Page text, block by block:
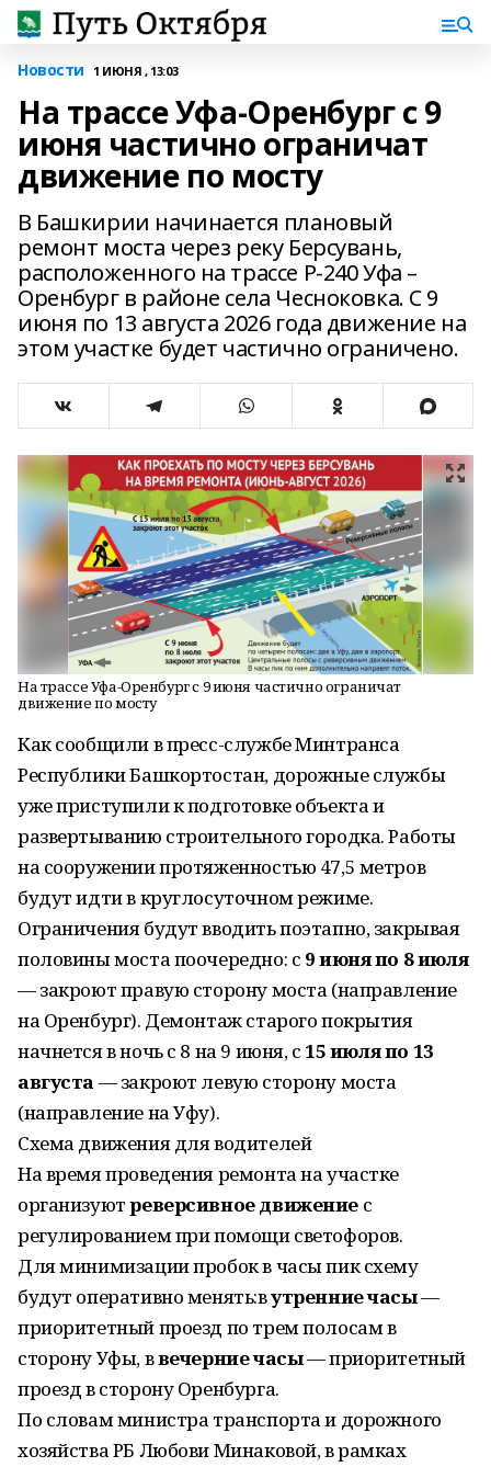
Новости 1 ИЮНЯ , 13:03
На трассе Уфа-Оренбург с 9
июня частично ограничат
движение по мосту
В Башкирии начинается плановый
ремонт моста через реку Берсувань,
расположенного на трассе Р-240 Уфа –
Оренбург в районе села Чесноковка. С 9
июня по 13 августа 2026 года движение на
этом участке будет частично ограничено.
На трассе Уфа-Оренбург с 9 июня частично ограничат
движение по мосту
Как сообщили в пресс-службе Минтранса
Республики Башкортостан, дорожные службы
уже приступили к подготовке объекта и
развертыванию строительного городка. Работы
на сооружении протяженностью 47,5 метров
будут идти в круглосуточном режиме.
Ограничения будут вводить поэтапно, закрывая
половины моста поочередно: с 9 июня по 8 июля
— закроют правую сторону моста (направление
на Оренбург). Демонтаж старого покрытия
начнется в ночь с 8 на 9 июня, с 15 июля по 13
августа — закроют левую сторону моста
(направление на Уфу).
Схема движения для водителей
На время проведения ремонта на участке
организуютреверсивное движение с
регулированием при помощи светофоров.
Для минимизации пробок в часы пик схему
будут оперативно менять:вутренние часы—
приоритетный проезд по трем полосам в
сторону Уфы, ввечерние часы— приоритетный
проезд в сторону Оренбурга.
По словам министра транспорта и дорожного
хозяйства РБ Любови Минаковой, в рамках